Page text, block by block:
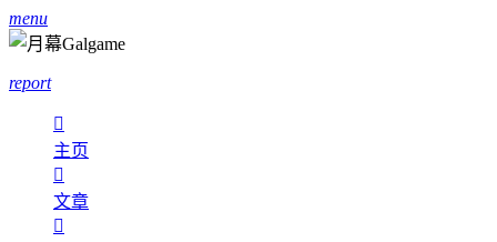
menu
report

主页

文章
